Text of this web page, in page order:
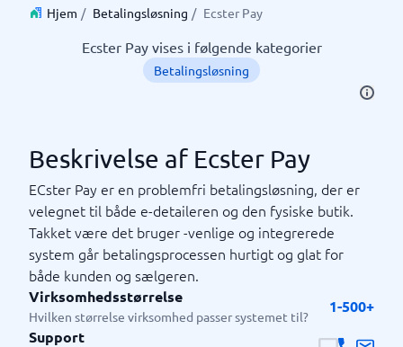
Hjem / Betalingsløsning / Ecster Pay
Ecster Pay vises i følgende kategorier
Betalingsløsning
Beskrivelse af Ecster Pay
ECster Pay er en problemfri betalingsløsning, der er
velegnet til både e-detaileren og den fysiske butik.
Takket være det bruger -venlige og integrerede
system går betalingsprocessen hurtigt og glat for
både kunden og sælgeren.
Virksomhedsstørrelse
Hvilken størrelse virksomhed passer systemet til?
1-500+
Support